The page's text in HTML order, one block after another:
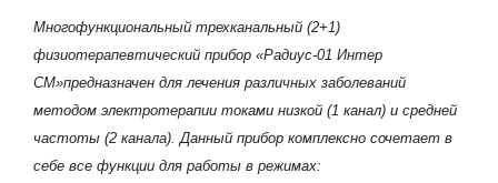
Многофункциональный трехканальный (2+1)
физиотерапевтический прибор «Радиус-01 Интер
СМ»предназначен для лечения различных заболеваний
методом электротерапии токами низкой (1 канал) и средней
частоты (2 канала). Данный прибор комплексно сочетает в
себе все функции для работы в режимах: